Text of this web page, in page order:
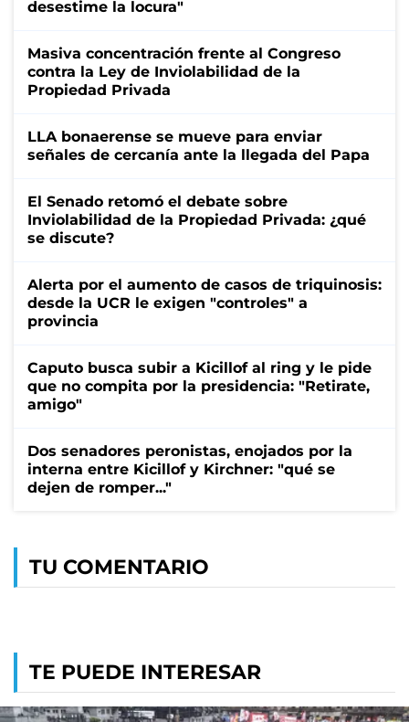
desestime la locura"
Masiva concentración frente al Congreso
contra la Ley de Inviolabilidad de la
Propiedad Privada
LLA bonaerense se mueve para enviar
señales de cercanía ante la llegada del Papa
El Senado retomó el debate sobre
Inviolabilidad de la Propiedad Privada: ¿qué
se discute?
Alerta por el aumento de casos de triquinosis:
desde la UCR le exigen "controles" a
provincia
Caputo busca subir a Kicillof al ring y le pide
que no compita por la presidencia: "Retirate,
amigo"
Dos senadores peronistas, enojados por la
interna entre Kicillof y Kirchner: "qué se
dejen de romper..."
TU COMENTARIO
TE PUEDE INTERESAR